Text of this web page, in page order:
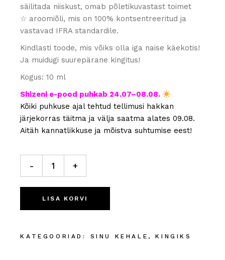
säilitada niiskust, omab põletikuvastast toimet
☆ aroomiõli, mis on 100% kontsentreeritud ja
vastavad IFRA standardile.
Kindlasti toode, mis võiks olla iga naise käekotis!
Ja muidugi suurepärane kingitus!
Kogus: 10 ml
Shizeni e-pood puhkab 24.07–08.08.
Kõiki puhkuse ajal tehtud tellimusi hakkan
järjekorras täitma ja välja saatma alates 09.08.
Aitäh kannatlikkuse ja mõistva suhtumise eest!
Roll-on küünenahaõli "Amore" quantity
- +
LISA KORVI
KATEGOORIAD: SINU KEHALE ,KINGIKS